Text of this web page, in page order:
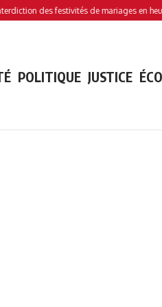
festivités de mariages en heures
POLITIQUE JUSTICE